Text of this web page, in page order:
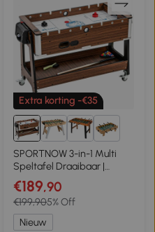
Extra korting -€35
4+
SPORTNOW 3-in-1 Multi
Speltafel Draaibaar |
Multifunctionele Speeltafel
met Biljart, Tafelvoetbal,
Airhockey & Opbergvak
€189,90
€199,905% Off
Nieuw